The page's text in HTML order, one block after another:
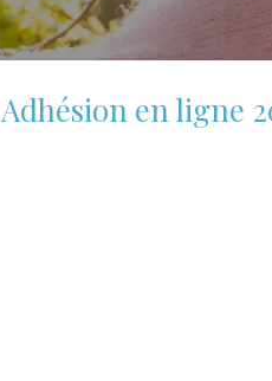
Adhésion en ligne